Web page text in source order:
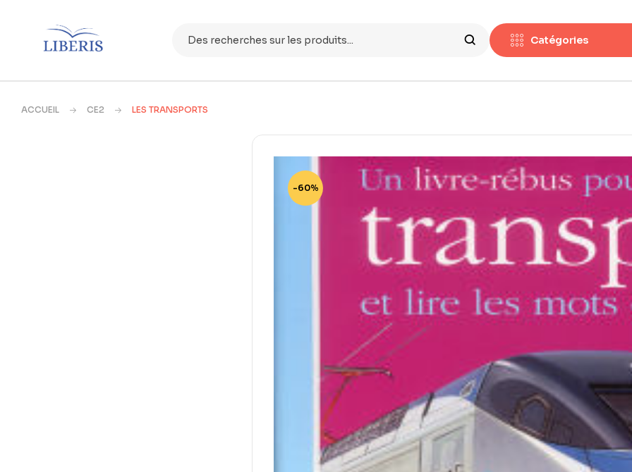
Catégories
ACCUEIL CE2 LES TRANSPORTS
-60%